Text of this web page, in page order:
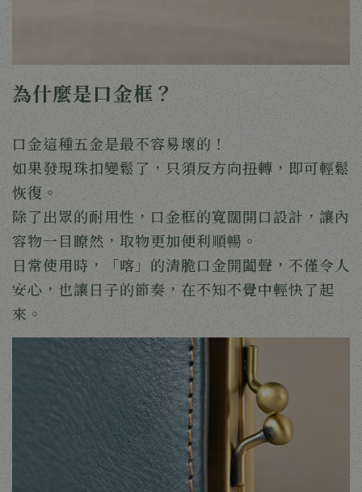
為什麼是口金框？
口金這種五金是最不容易壞的！
如果發現珠扣變鬆了，只須反方向扭轉，即可輕鬆
恢復。
除了出眾的耐用性，口金框的寬闊開口設計，讓內
容物一目瞭然，取物更加便利順暢。
日常使用時，「喀」的清脆口金開闔聲，不僅令人
安心，也讓日子的節奏，在不知不覺中輕快了起
來。